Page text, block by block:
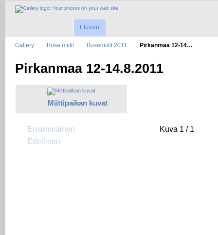
Etusivu
Gallery Busa miitit Busamiitit 2011 Pirkanmaa 12-14…
Pirkanmaa 12-14.8.2011
Miittipaikan kuvat
Ensimmäinen
Edellinen
Kuva 1 / 1